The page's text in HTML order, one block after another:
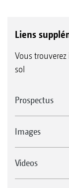
Liens
Vous
sol
Prospectus
Images
Videos